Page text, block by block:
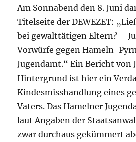
Am Sonnabend den 8. Juni
Titelseite der DEWEZET:
bei gewalttätigen Eltern? –
Vorwürfe gegen Hameln-
Jugendamt.“ Ein Bericht von
Hintergrund ist hier ein
Kindesmisshandlung eines
Vaters. Das Hamelner
laut Angaben der
zwar durchaus gekümmert